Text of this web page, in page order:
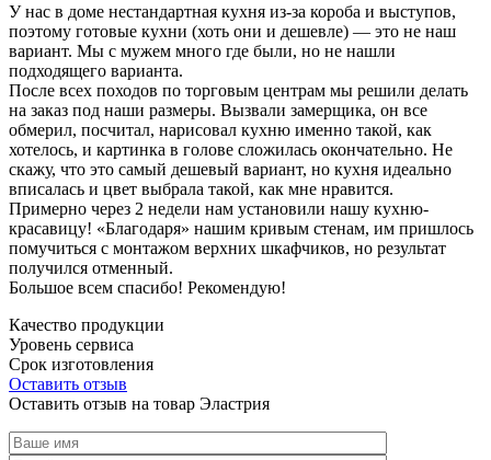
У нас в доме нестандартная кухня из-за короба и выступов,
поэтому готовые кухни (хоть они и дешевле) — это не наш
вариант. Мы с мужем много где были, но не нашли
подходящего варианта.
После всех походов по торговым центрам мы решили делать
на заказ под наши размеры. Вызвали замерщика, он все
обмерил, посчитал, нарисовал кухню именно такой, как
хотелось, и картинка в голове сложилась окончательно. Не
скажу, что это самый дешевый вариант, но кухня идеально
вписалась и цвет выбрала такой, как мне нравится.
Примерно через 2 недели нам установили нашу кухню-
красавицу! «Благодаря» нашим кривым стенам, им пришлось
помучиться с монтажом верхних шкафчиков, но результат
получился отменный.
Большое всем спасибо! Рекомендую!
Качество продукции
Уровень сервиса
Срок изготовления
Оставить отзыв
Оставить отзыв на товар Эластрия